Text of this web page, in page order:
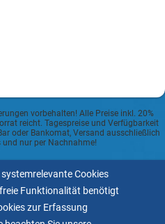
vorbehalten! Alle Preise inkl. 20%
reicht. Tagespreise und Verfügbarkeit
oder Bankomat, Versand ausschließlich
und nur per Nachnahme!
Cookies
Funktionalität benötigt
zur Erfassung